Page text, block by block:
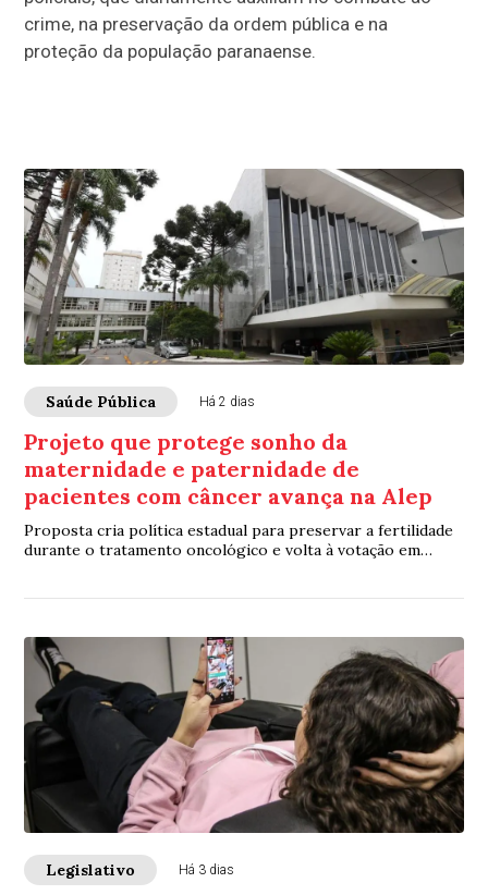
crime, na preservação da ordem pública e na
proteção da população paranaense.
Saúde Pública Há 2 dias
Projeto que protege sonho da
maternidade e paternidade de
pacientes com câncer avança na Alep
Proposta cria política estadual para preservar a fertilidade
durante o tratamento oncológico e volta à votação em
Legislativo Há 3 dias